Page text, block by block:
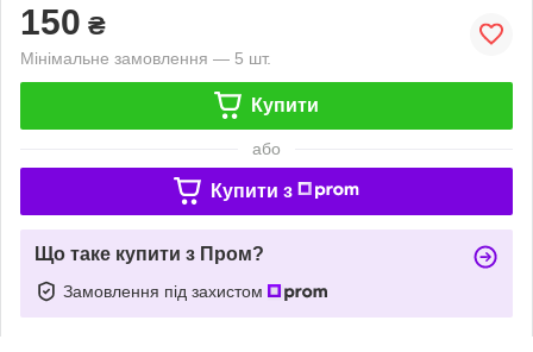
150 ₴
Мінімальне замовлення — 5 шт.
Купити
або
Купити з
Що таке купити з Пром?
Замовлення під захистом